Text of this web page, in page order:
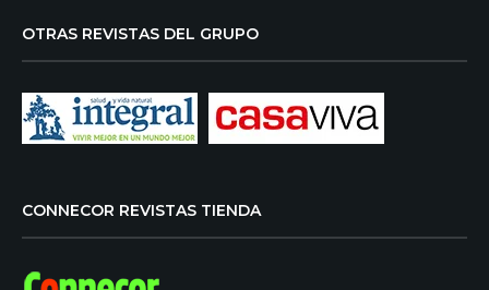
OTRAS REVISTAS DEL GRUPO
CONNECOR REVISTAS TIENDA